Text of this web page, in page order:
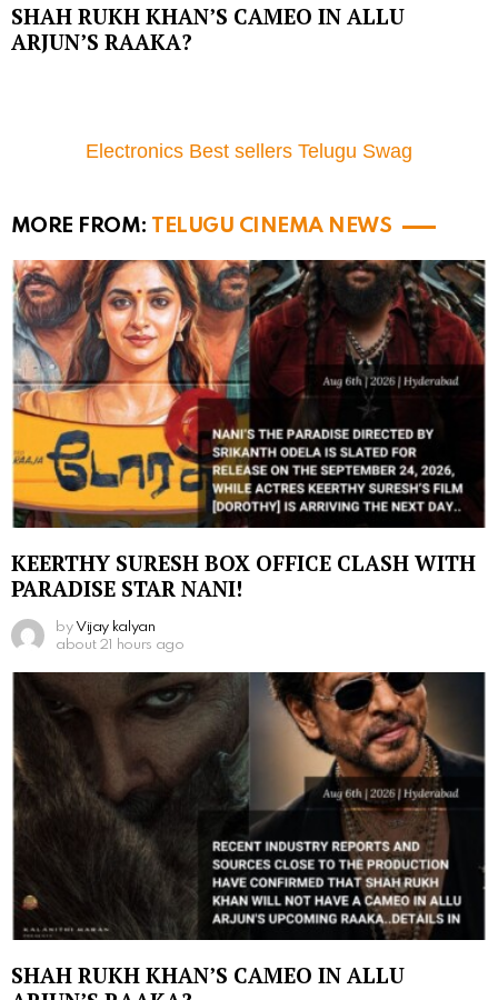
SHAH RUKH KHAN’S CAMEO IN ALLU
ARJUN’S RAAKA?
Electronics Best sellers Telugu Swag
MORE FROM: TELUGU CINEMA NEWS
KEERTHY SURESH BOX OFFICE CLASH WITH
PARADISE STAR NANI!
by Vijay kalyan
about 21 hours ago
SHAH RUKH KHAN’S CAMEO IN ALLU